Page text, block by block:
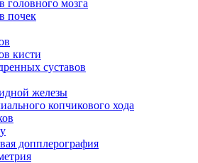
головного мозга
почек
кисти
суставов
железы
копчикового хода
допплерография